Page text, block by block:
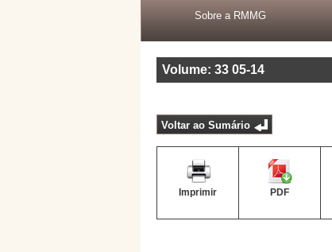
Sobre a RMMG
Volume: 33 05-14
Voltar ao Sumário
Imprimir PDF